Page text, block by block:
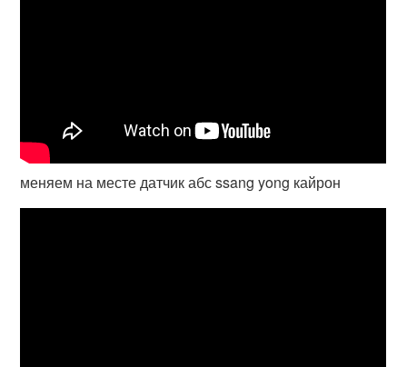
меняем на месте датчик абс ssang yong кайрон